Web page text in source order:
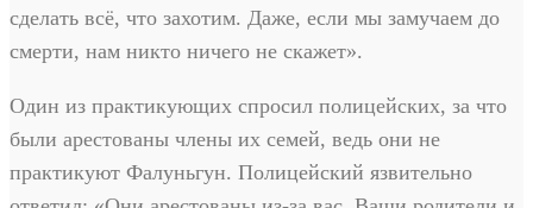
сделать всё, что захотим. Даже, если мы замучаем до
смерти, нам никто ничего не скажет».
Один из практикующих спросил полицейских, за что
были арестованы члены их семей, ведь они не
практикуют Фалуньгун. Полицейский язвительно